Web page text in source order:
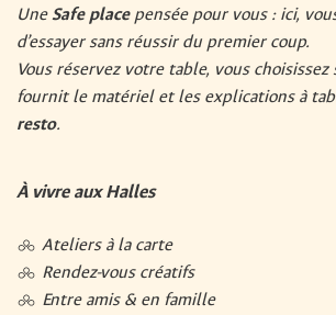
UneSafe placepensée pour vous : ici,
d’essayer sans réussir du premier coup.
Vous réservez votre table, vous choisissez
fournit le matériel et les explications à
resto.
À vivre aux Halles
Ateliers à la carte
Rendez-vous créatifs
Entre amis & en famille